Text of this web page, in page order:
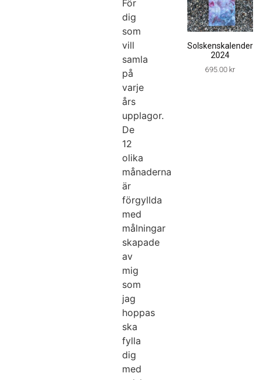
För
dig
som
vill
samla
på
varje
års
upplagor.
De
12
olika
månaderna
är
förgyllda
med
målningar
skapade
av
mig
som
jag
hoppas
ska
fylla
dig
med
Solskenskalender
2024
695.00 kr